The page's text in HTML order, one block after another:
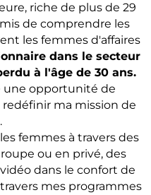
riche de plus de 29
de comprendre les
les femmes d'affaires
dans le secteur
à l'âge de 30 ans.
une opportunité de
ma mission de
femmes à travers des
ou en privé, des
dans le confort de
mes programmes